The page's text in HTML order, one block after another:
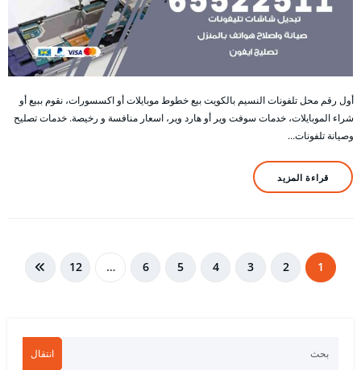
أول رقم محل تلفونات النسيم بالكويت بيع خطوط موبايلات أو اكسسورات، نقوم ببيع أو
شراء الموبايلات، خدمات سوفت وير أو هارد وير، اسعار منافسة و رخيصة. خدمات تصليح
وصيانة تلفونات…
قراءة المزيد
تعدد 1
2
3
4
5
6
…
12
انتقال